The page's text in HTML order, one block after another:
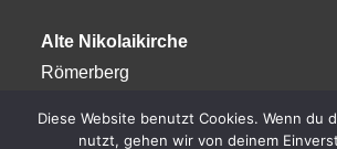
Alte Nikolaikirche
Römerberg
Diese Website benutzt Cookies. Wenn du
nutzt, gehen wir von deinem